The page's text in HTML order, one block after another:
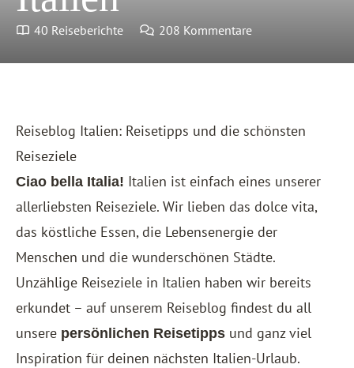
40 Reiseberichte 208 Kommentare
Reiseblog Italien: Reisetipps und die schönsten
Reiseziele
Ciao bella Italia! Italien ist einfach eines unserer
allerliebsten Reiseziele. Wir lieben das dolce vita,
das köstliche Essen, die Lebensenergie der
Menschen und die wunderschönen Städte.
Unzählige Reiseziele in Italien haben wir bereits
erkundet – auf unserem Reiseblog findest du all
unsere persönlichen Reisetipps und ganz viel
Inspiration für deinen nächsten Italien-Urlaub.